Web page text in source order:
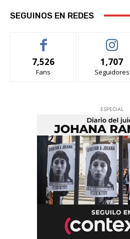
SEGUINOS EN REDES
7,526
Fans
1,707
Seguidores
ESPECIAL